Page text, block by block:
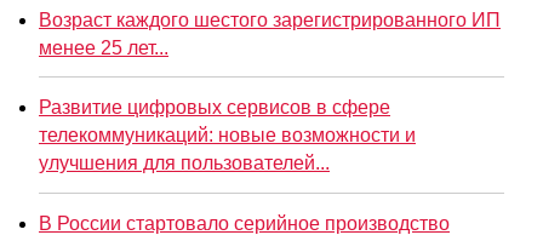
Возраст каждого шестого зарегистрированного ИП
менее 25 лет...
Развитие цифровых сервисов в сфере
телекоммуникаций: новые возможности и
улучшения для пользователей...
В России стартовало серийное производство